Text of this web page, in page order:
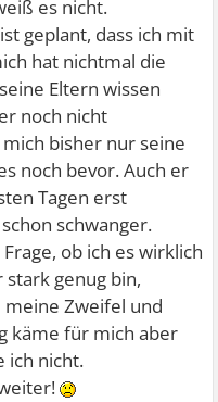
es nicht.
geplant, dass ich mit
hat nichtmal die
Eltern wissen
noch nicht
bisher nur seine
noch bevor. Auch er
Tagen erst
schwanger.
ob ich es wirklich
genug bin,
Zweifel und
käme für mich aber
ich nicht.